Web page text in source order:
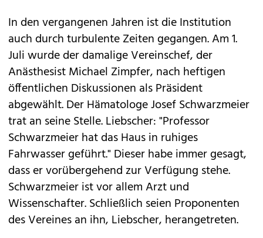
In den vergangenen Jahren ist die Institution
auch durch turbulente Zeiten gegangen. Am 1.
Juli wurde der damalige Vereinschef, der
Anästhesist Michael Zimpfer, nach heftigen
öffentlichen Diskussionen als Präsident
abgewählt. Der Hämatologe Josef Schwarzmeier
trat an seine Stelle. Liebscher: "Professor
Schwarzmeier hat das Haus in ruhiges
Fahrwasser geführt." Dieser habe immer gesagt,
dass er vorübergehend zur Verfügung stehe.
Schwarzmeier ist vor allem Arzt und
Wissenschafter. Schließlich seien Proponenten
des Vereines an ihn, Liebscher, herangetreten.